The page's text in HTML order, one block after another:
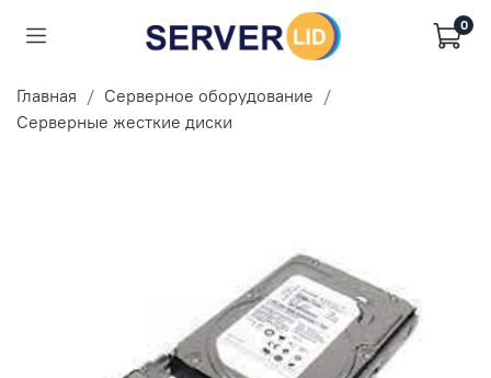
0
Главная
Серверное оборудование
Серверные жесткие диски